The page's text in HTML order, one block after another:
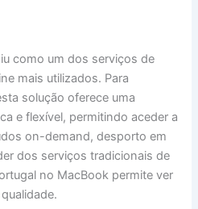
como um dos serviços de
mais utilizados. Para
solução oferece uma
e flexível, permitindo aceder a
on-demand, desporto em
dos serviços tradicionais de
no MacBook permite ver